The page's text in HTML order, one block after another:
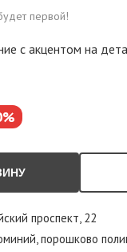
первой!
с акцентом на
проспект, 22
порошково